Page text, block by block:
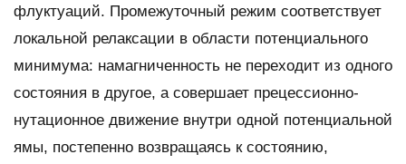
флуктуаций. Промежуточный режим соответствует
локальной релаксации в области потенциального
минимума: намагниченность не переходит из одного
состояния в другое, а совершает прецессионно-
нутационное движение внутри одной потенциальной
ямы, постепенно возвращаясь к состоянию,